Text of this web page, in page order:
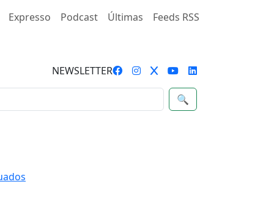
Expresso Podcast Últimas Feeds RSS
NEWSLETTER
🔍